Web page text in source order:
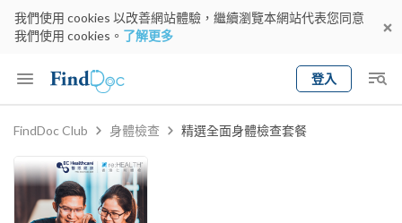
我們使用 cookies 以改善網站體驗，繼續瀏覽本網站代表您同意
我們使用 cookies。 了解更多
登入
專科 選擇地區
FindDoc Club 身體檢查 精選全面身體檢查套餐